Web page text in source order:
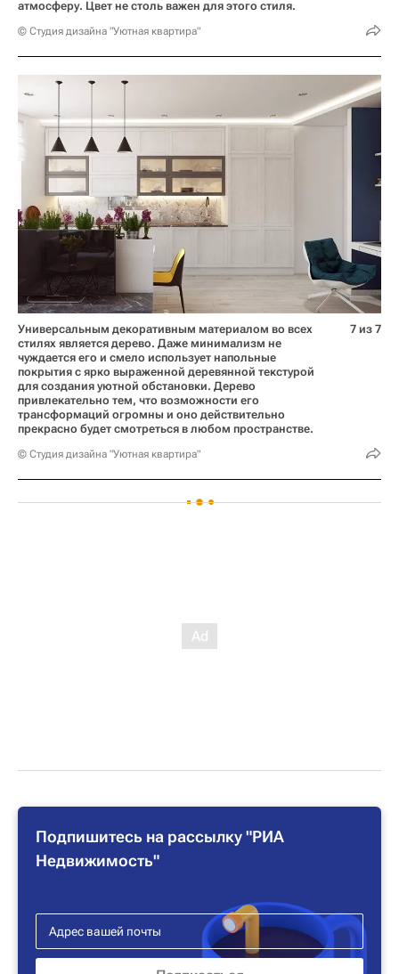
атмосферу. Цвет не столь важен для этого стиля.
© Студия дизайна "Уютная квартира"
Универсальным декоративным материалом во всех
стилях является дерево. Даже минимализм не
чуждается его и смело использует напольные
покрытия с ярко выраженной деревянной текстурой
для создания уютной обстановки. Дерево
привлекательно тем, что возможности его
трансформаций огромны и оно действительно
прекрасно будет смотреться в любом пространстве.
© Студия дизайна "Уютная квартира"
7 из 7
Подпишитесь на рассылку "РИА
Недвижимость"